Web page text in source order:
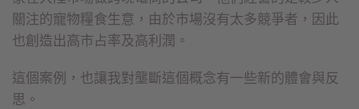
關注的寵物糧食生意，由於市場沒有太多競爭者，因此
也創造出高市占率及高利潤。
這個案例，也讓我對壟斷這個概念有一些新的體會與反
思。